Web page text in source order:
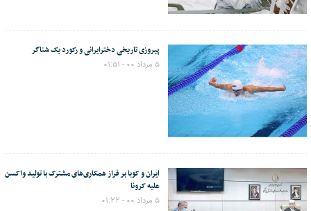
پیروزی تاریخی دخترایرانی و رکورد یک شناگر
۵ مرداد ۰۰ - ۰۱:۵۱
ایران و کوبا بر فراز همکاری‌های مشترک با تولید واکسن
علیه کرونا
۵ مرداد ۰۰ - ۰۱:۲۲